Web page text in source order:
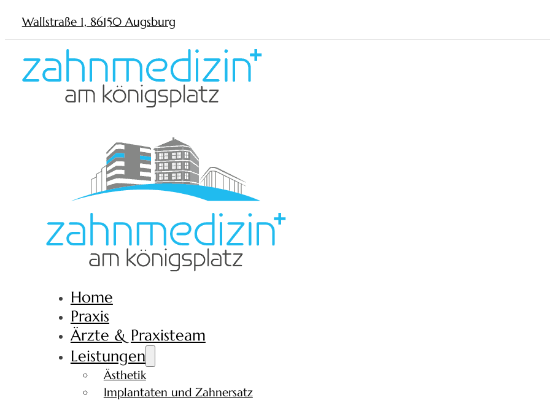
Wallstraße 1, 86150 Augsburg
Home
Praxis
Ärzte & Praxisteam
Leistungen
Ästhetik
Implantaten und Zahnersatz